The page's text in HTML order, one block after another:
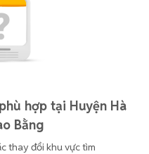
hợp tại Huyện Hà
Bằng
thay đổi khu vực tìm